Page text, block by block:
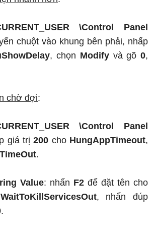
\Control Panel
chuột vào khung bên phải, nhấp
, chọn Modifyvà gõ0,
chờ đợi:
\Control Panel
giá trị200 cho HungAppTimeout,
.
Value: nhấn F2 để đặt tên cho
WaitToKillServicesOut, nhấn đúp
.